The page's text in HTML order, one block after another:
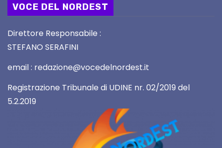
VOCE DEL NORDEST
Direttore Responsabile :
STEFANO SERAFINI
email : redazione@vocedelnordest.it
Registrazione Tribunale di UDINE nr. 02/2019 del
5.2.2019